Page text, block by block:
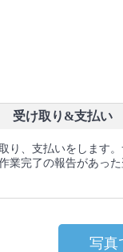
受け取り&支払い
り、支払いをします
業完了の報告があった
写真